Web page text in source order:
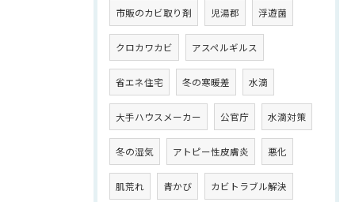
市販のカビ取り剤 児湯郡 浮遊菌
クロカワカビ アスペルギルス
省エネ住宅 冬の寒暖差 水滴
大手ハウスメーカー 公官庁 水滴対策
冬の湿気 アトピー性皮膚炎 悪化
肌荒れ 青かび カビトラブル解決